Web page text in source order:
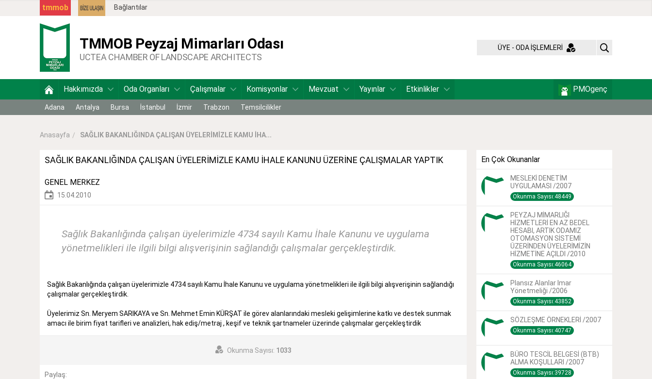
Bağlantılar
tmmob
TMMOB Peyzaj Mimarları Odası
UCTEA CHAMBER OF LANDSCAPE ARCHITECTS
ÜYE - ODA İŞLEMLERİ
Hakkımızda Oda Organları Çalışmalar Komisyonlar Mevzuat Yayınlar Etkinlikler PMOgenç
Adana Antalya Bursa İstanbul İzmir Trabzon Temsilcilikler
Anasayfa SAĞLIK BAKANLIĞINDA ÇALIŞAN ÜYELERİMİZLE KAMU İHA...
SAĞLIK BAKANLIĞINDA ÇALIŞAN ÜYELERİMİZLE KAMU İHALE KANUNU ÜZERİNE ÇALIŞMALAR YAPTIK
GENEL MERKEZ
15.04.2010
Sağlık Bakanlığında çalışan üyelerimizle 4734 sayılı Kamu İhale Kanunu ve uygulama
yönetmelikleri ile ilgili bilgi alışverişinin sağlandığı çalışmalar gerçekleştirdik.
Sağlık Bakanlığında çalışan üyelerimizle 4734 sayılı Kamu İhale Kanunu ve uygulama yönetmelikleri ile ilgili bilgi alışverişinin sağlandığı
çalışmalar gerçekleştirdik.
Üyelerimiz Sn. Meryem SARIKAYA ve Sn. Mehmet Emin KÜRŞAT ile görev alanlarındaki mesleki gelişimlerine katkı ve destek sunmak
amacı ile birim fiyat tarifleri ve analizleri, hak ediş/metraj , keşif ve teknik şartnameler üzerinde çalışmalar gerçekleştirdik
Okunma Sayısı: 1033
Paylaş:
En Çok Okunanlar
MESLEKİ DENETİM
UYGULAMASI /2007
Okunma Sayısı:48449
PEYZAJ MİMARLIĞI
HİZMETLERİ EN AZ BEDEL
HESABI, ARTIK ODAMIZ
OTOMASYON SİSTEMİ
ÜZERİNDEN ÜYELERİMİZİN
HİZMETİNE AÇILDI /2010
Okunma Sayısı:46064
Plansız Alanlar Imar
Yönetmeliği /2006
Okunma Sayısı:43852
SÖZLEŞME ÖRNEKLERİ /2007
Okunma Sayısı:40747
BÜRO TESCİL BELGESİ (BTB)
ALMA KOŞULLARI /2007
Okunma Sayısı:39728